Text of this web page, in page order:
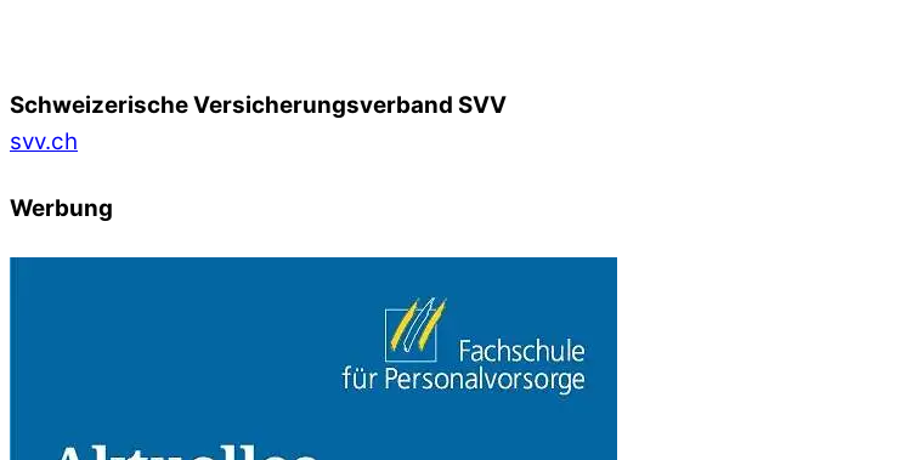
Schweizerische Versicherungsverband SVV
svv.ch
Werbung